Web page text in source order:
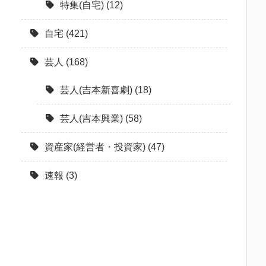
特集(自宅) (12)
自宅 (421)
芸人 (168)
芸人(吉本新喜劇) (18)
芸人(吉本興業) (58)
資産家(経営者・投資家) (47)
速報 (3)